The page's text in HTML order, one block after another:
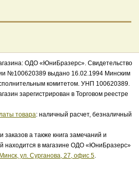
ОДО «ЮниБразерс». Свидетельство
№100620389 выдано 16.02.1994 Минским
комитетом. УНП 100620389.
зарегистрирован в Торговом реестре
товара: наличный расчет, безналичный
заказов а также книга замечаний и
находится в магазине ОДО «ЮниБразерс»
Минск, ул. Сурганова, 27, офис 5.